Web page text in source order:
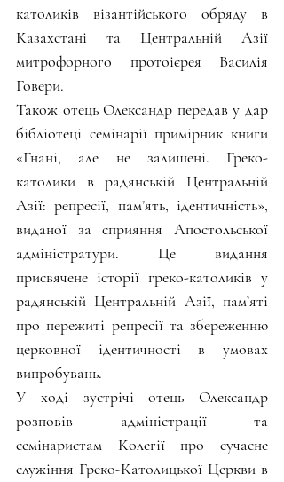
католиків візантійського обряду в
Казахстані та Центральній Азії
митрофорного протоієрея Василія
Говери.
Також отець Олександр передав у дар
бібліотеці семінарії примірник книги
«Гнані, але не залишені. Греко-
католики в радянській Центральній
Азії: репресії, пам’ять, ідентичність»,
виданої за сприяння Апостольської
адміністратури. Це видання
присвячене історії греко-католиків у
радянській Центральній Азії, пам’яті
про пережиті репресії та збереженню
церковної ідентичності в умовах
випробувань.
У ході зустрічі отець Олександр
розповів адміністрації та
семінаристам Колегії про сучасне
служіння Греко-Католицької Церкви в